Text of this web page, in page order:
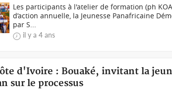
Les participants à l'atelier de formation (ph
d’action annuelle, la Jeunesse Panafricaine
par S...
il y a 4 ans
d'Ivoire : Bouaké, invitant la
sur le processus